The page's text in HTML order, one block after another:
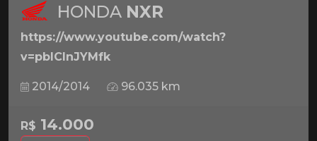
HONDA NXR
https://www.youtube.com/watch?
v=pbICInJYMfk
2014/2014 96.035 km
R$ 14.000